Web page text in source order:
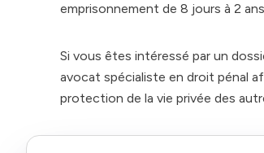
emprisonnement de 8 jours à 2
Si vous êtes intéressé par un
avocat spécialiste en droit pénal
protection de la vie privée des